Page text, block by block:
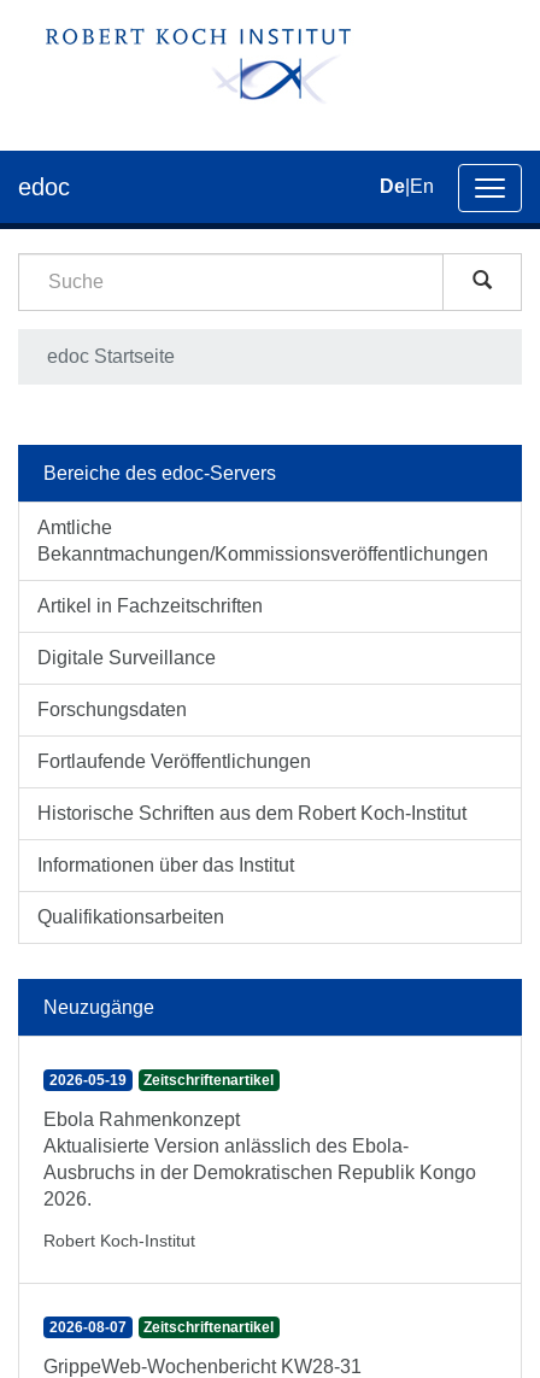
der
edoc De En
edoc Startseite
Bereiche des edoc-Servers
Amtliche
Bekanntmachungen/Kommissionsveröffentlichungen
Artikel in Fachzeitschriften
Digitale Surveillance
Forschungsdaten
Fortlaufende Veröffentlichungen
Historische Schriften aus dem Robert Koch-Institut
Informationen über das Institut
Qualifikationsarbeiten
Neuzugänge
2026-05-19 Zeitschriftenartikel
Ebola Rahmenkonzept
Aktualisierte Version anlässlich des Ebola-
Ausbruchs in der Demokratischen Republik Kongo
2026.
Robert Koch-Institut
2026-08-07 Zeitschriftenartikel
GrippeWeb-Wochenbericht KW28-31